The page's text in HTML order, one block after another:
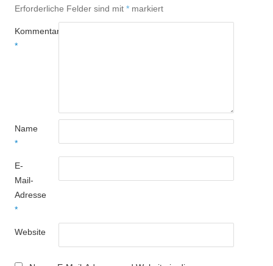
Erforderliche Felder sind mit * markiert
Kommentar
*
Name
*
E-
Mail-
Adresse
*
Website